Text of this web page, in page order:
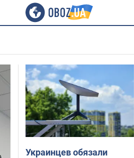
Украинцев обязали